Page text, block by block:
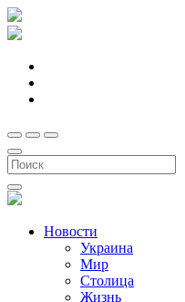
Новости
Украина
Мир
Столица
Жизнь